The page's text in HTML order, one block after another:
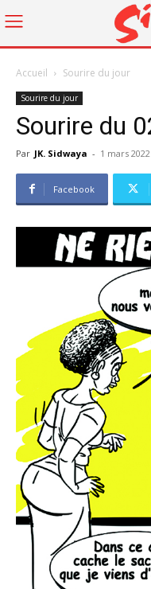
Accueil Sourire du jour
Sourire du jour
Sourire du
Par JK. Sidwaya - 1 mars 2022
Facebook